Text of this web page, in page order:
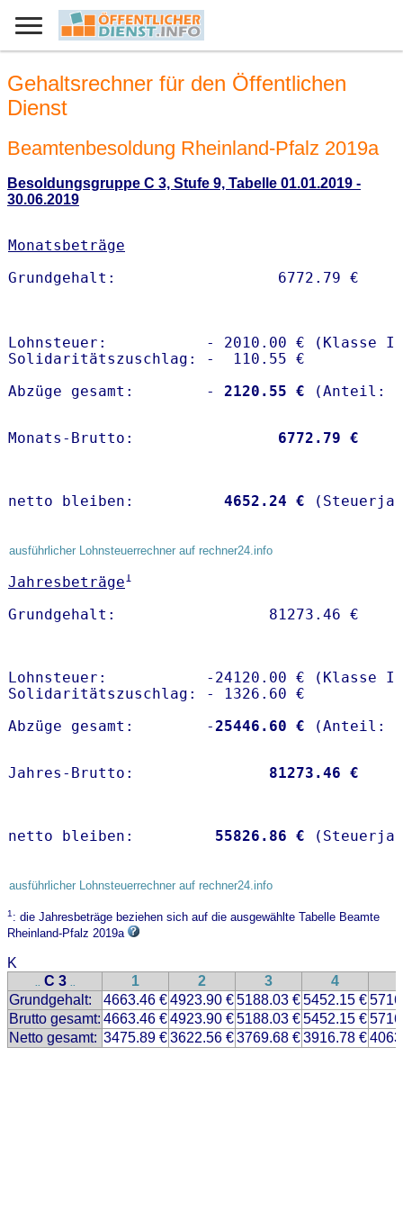
Gehaltsrechner für den Öffentlichen
Dienst
Beamtenbesoldung Rheinland-Pfalz 2019a
Besoldungsgruppe C 3, Stufe 9, Tabelle 01.01.2019 -
30.06.2019
Monatsbeträge
Lohnsteuer:           - 2010.00 € (Klasse I)
Solidaritätszuschlag: -  110.55 €
Abzüge gesamt:        -
2120.55 €
Monats-Brutto: 6772.79 €
netto bleiben: 4652.24 €
ausführlicher Lohnsteuerrechner auf rechner24.info
Jahresbeträge1
Lohnsteuer:           -24120.00 € (Klasse I)
Solidaritätszuschlag: - 1326.60 €
Abzüge gesamt:        -25446.60 €
Jahres-Brutto: 81273.46 €
netto bleiben: 55826.86 €
ausführlicher Lohnsteuerrechner auf rechner24.info
1: die Jahresbeträge beziehen sich auf die ausgewählte Tabelle Beamte
Rheinland-Pfalz 2019a
K
.. C 3 .. 1 2 3 4
Grundgehalt:
4663.46 €4923.90 €5188.03 €5452.15 €
Brutto gesamt: 4663.46 €4923.90 €5188.03 €5452.15 €
Netto gesamt: 3475.89 €3622.56 €3769.68 €3916.78 €